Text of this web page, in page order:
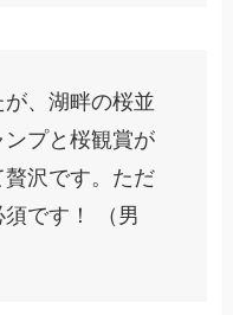
、湖畔の桜並
プと桜観賞が
沢です。ただ
です！ （男